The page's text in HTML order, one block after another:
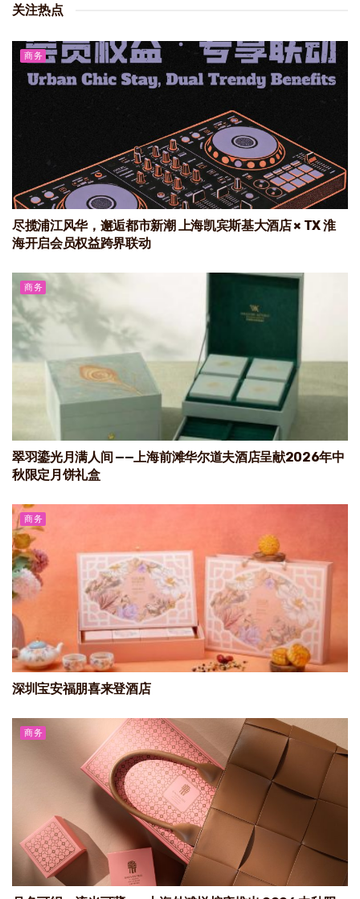
关注热点
商务
尽揽浦江风华，邂逅都市新潮 上海凯宾斯基大酒店 × TX 淮
海开启会员权益跨界联动
商务
翠羽鎏光月满人间 ——上海前滩华尔道夫酒店呈献2026年中
秋限定月饼礼盒
商务
深圳宝安福朋喜来登酒店
商务